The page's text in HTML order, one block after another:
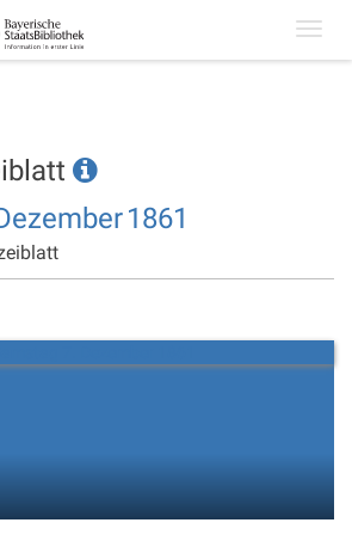
1861